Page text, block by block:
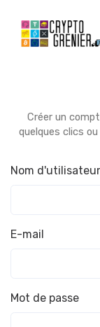
Créer un
quelques clics
Nom d'utilisateur
E-mail
Mot de passe